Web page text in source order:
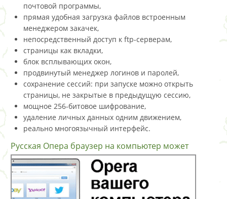
почтовой программы,
прямая удобная загрузка файлов встроенным
менеджером закачек,
непосредственный доступ к ftp-серверам,
страницы как вкладки,
блок всплывающих окон,
продвинутый менеджер логинов и паролей,
сохранение сессий: при запуске можно открыть
страницы, не закрытые в предыдущую сессию,
мощное 256-битовое шифрование,
удаление личных данных одним движением,
реально многоязычный интерфейс.
Русская Опера браузер на компьютер может